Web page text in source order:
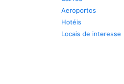
Aeroportos
Hotéis
Locais de interesse